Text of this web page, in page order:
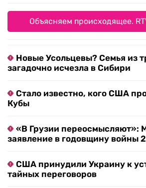
Объясняем происходящее.
Новые Усольцевы? Семья из
загадочно исчезла в Сибири
Стало известно, кого США
Кубы
«В Грузии переосмысляют»:
заявление в годовщину войны
США принудили Украину к
тайных переговоров